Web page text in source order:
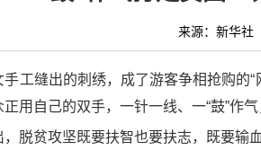
来源：新华
手工缝出的刺绣，成了游客争相抢购
用自己的双手，一针一线、一“鼓”作
脱贫攻坚既要扶智也要扶志，既要输